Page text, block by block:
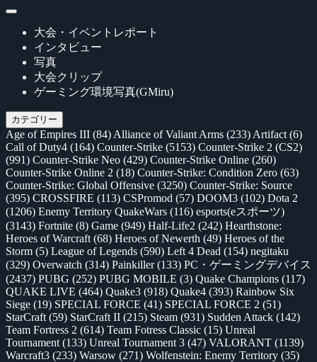
大会・イベントレポート
インタビュー
写真
大会クリップ
ゲーミング環境写真(GMiru)
カテゴリー
Age of Empires III (84) Alliance of Valiant Arms (233) Artifact (6)
Call of Duty4 (164) Counter-Strike (5153) Counter-Strike 2 (CS2)
(991) Counter-Strike Neo (429) Counter-Strike Online (260)
Counter-Strike Online 2 (18) Counter-Strike: Condition Zero (63)
Counter-Strike: Global Offensive (3250) Counter-Strike: Source
(395) CROSSFIRE (113) CSPromod (57) DOOM3 (102) Dota 2
(1206) Enemy Territory QuakeWars (116) esports(eスポーツ)
(3143) Fortnite (8) Game (949) Half-Life2 (242) Hearthstone:
Heroes of Warcraft (68) Heroes of Newerth (49) Heroes of the
Storm (5) League of Legends (590) Left 4 Dead (154) negitaku
(329) Overwatch (314) Painkiller(133) PC・ゲーミングデバイス
(2437) PUBG (252) PUBG MOBILE (3) Quake Champions (117)
QUAKE LIVE (464) Quake3 (918) Quake4 (393) Rainbow Six
Siege (19) SPECIAL FORCE (41) SPECIAL FORCE 2 (51)
StarCraft (59) StarCraft II (215) Steam (931) Sudden Attack (142)
Team Fortress 2 (614) Team Fotress Classic (15) Unreal
Tournament (133) Unreal Tournament 3 (47) VALORANT (1139)
Warcraft3 (233) Warsow (271) Wolfenstein: Enemy Territory (35)